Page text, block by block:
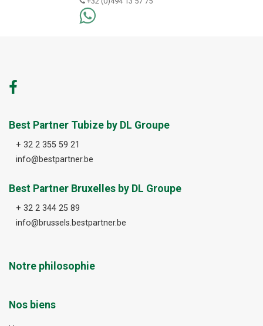
Best Partner Tubize by DL Groupe
+ 32 2 355 59 21
info@bestpartner.be
Best Partner Bruxelles by DL Groupe
+ 32 2 344 25 89
info@brussels.bestpartner.be
Notre philosophie
Nos biens